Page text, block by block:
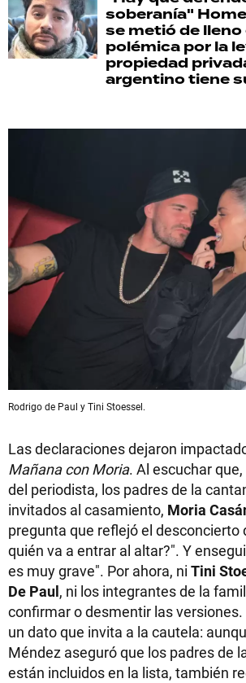
soberanía"
se metió de lleno
polémica por la
propiedad
argentino tiene
Rodrigo de Paul y Tini Stoessel.
Las declaraciones dejaron
Mañana con Moria. Al escuchar
del periodista, los padres de la
invitados al casamiento, Moria
pregunta que reflejó el desconcierto
quién va a entrar al altar?". Y
es muy grave". Por ahora, ni Tini
De Paul, ni los integrantes de la
confirmar o desmentir las versiones.
un dato que invita a la cautela:
Méndez aseguró que los padres de
están incluidos en la lista, también